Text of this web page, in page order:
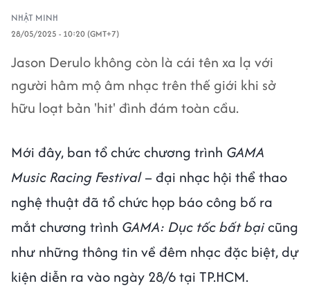
NHẬT MINH
28/05/2025 - 10:20 (GMT+7)
Jason Derulo không còn là cái tên xa lạ với
người hâm mộ âm nhạc trên thế giới khi sở
hữu loạt bản 'hit' đình đám toàn cầu.
Mới đây, ban tổ chức chương trình GAMA
Music Racing Festival– đại nhạc hội thể thao
nghệ thuật đã tổ chức họp báo công bố ra
mắt chương trình GAMA: Dục tốc bất bạicũng
như những thông tin về đêm nhạc đặc biệt, dự
kiện diễn ra vào ngày 28/6 tại TP.HCM.